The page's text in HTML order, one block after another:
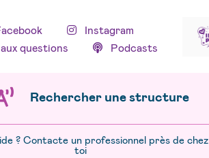
Instagram
questions
Podcasts
Rechercher une structure
? Contacte un professionnel près de chez
toi